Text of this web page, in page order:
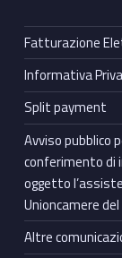
Fatturazione
Informativa
Split payment
Avviso pubblico
conferimento di
oggetto
Unioncamere
Altre